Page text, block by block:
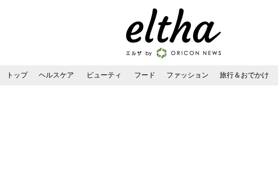
トップ ヘルスケア ビューティ フード ファッション 旅行＆おでかけ